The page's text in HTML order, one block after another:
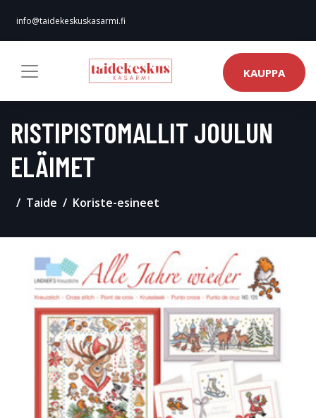
info@taidekeskuskasarmi.fi
KAUPPA
RISTIPISTOMALLIT JOULUN
ELÄIMET
Taide Koriste-esineet